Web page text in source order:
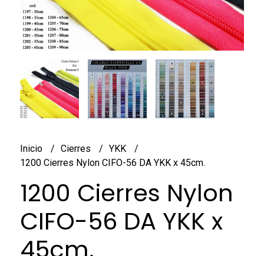
Inicio Cierres
YKK
1200 Cierres Nylon CIFO-56 DA YKK x 45cm.
1200 Cierres Nylon
CIFO-56 DA YKK x
45cm.